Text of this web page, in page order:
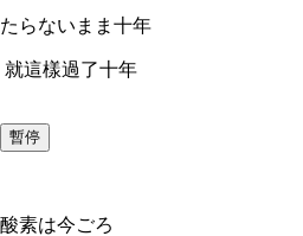
らないまま十年
這樣過了十年
暫停
素は今ごろ